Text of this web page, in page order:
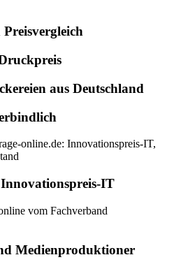
aus Deutschland
IT
Medienproduktioner